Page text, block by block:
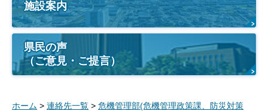
施設案内
県民の声
（ご意見・ご提言）
ホーム > 連絡先一覧 > 危機管理部(危機管理政策課、防災対策